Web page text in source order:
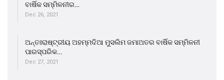
ବାର୍ଷିକ ସମ୍ମିଳନୀର…
Dec 26, 2021
ଅନ୍ତଃରାଷ୍ଟ୍ରୀୟ ଅହମ୍ମଦିଆ ମୁସଲିମ ଜମାଅତର ବାର୍ଷିକ ସମ୍ମିଳନୀ
ପାରସ୍ପରିକ…
Dec 27, 2021